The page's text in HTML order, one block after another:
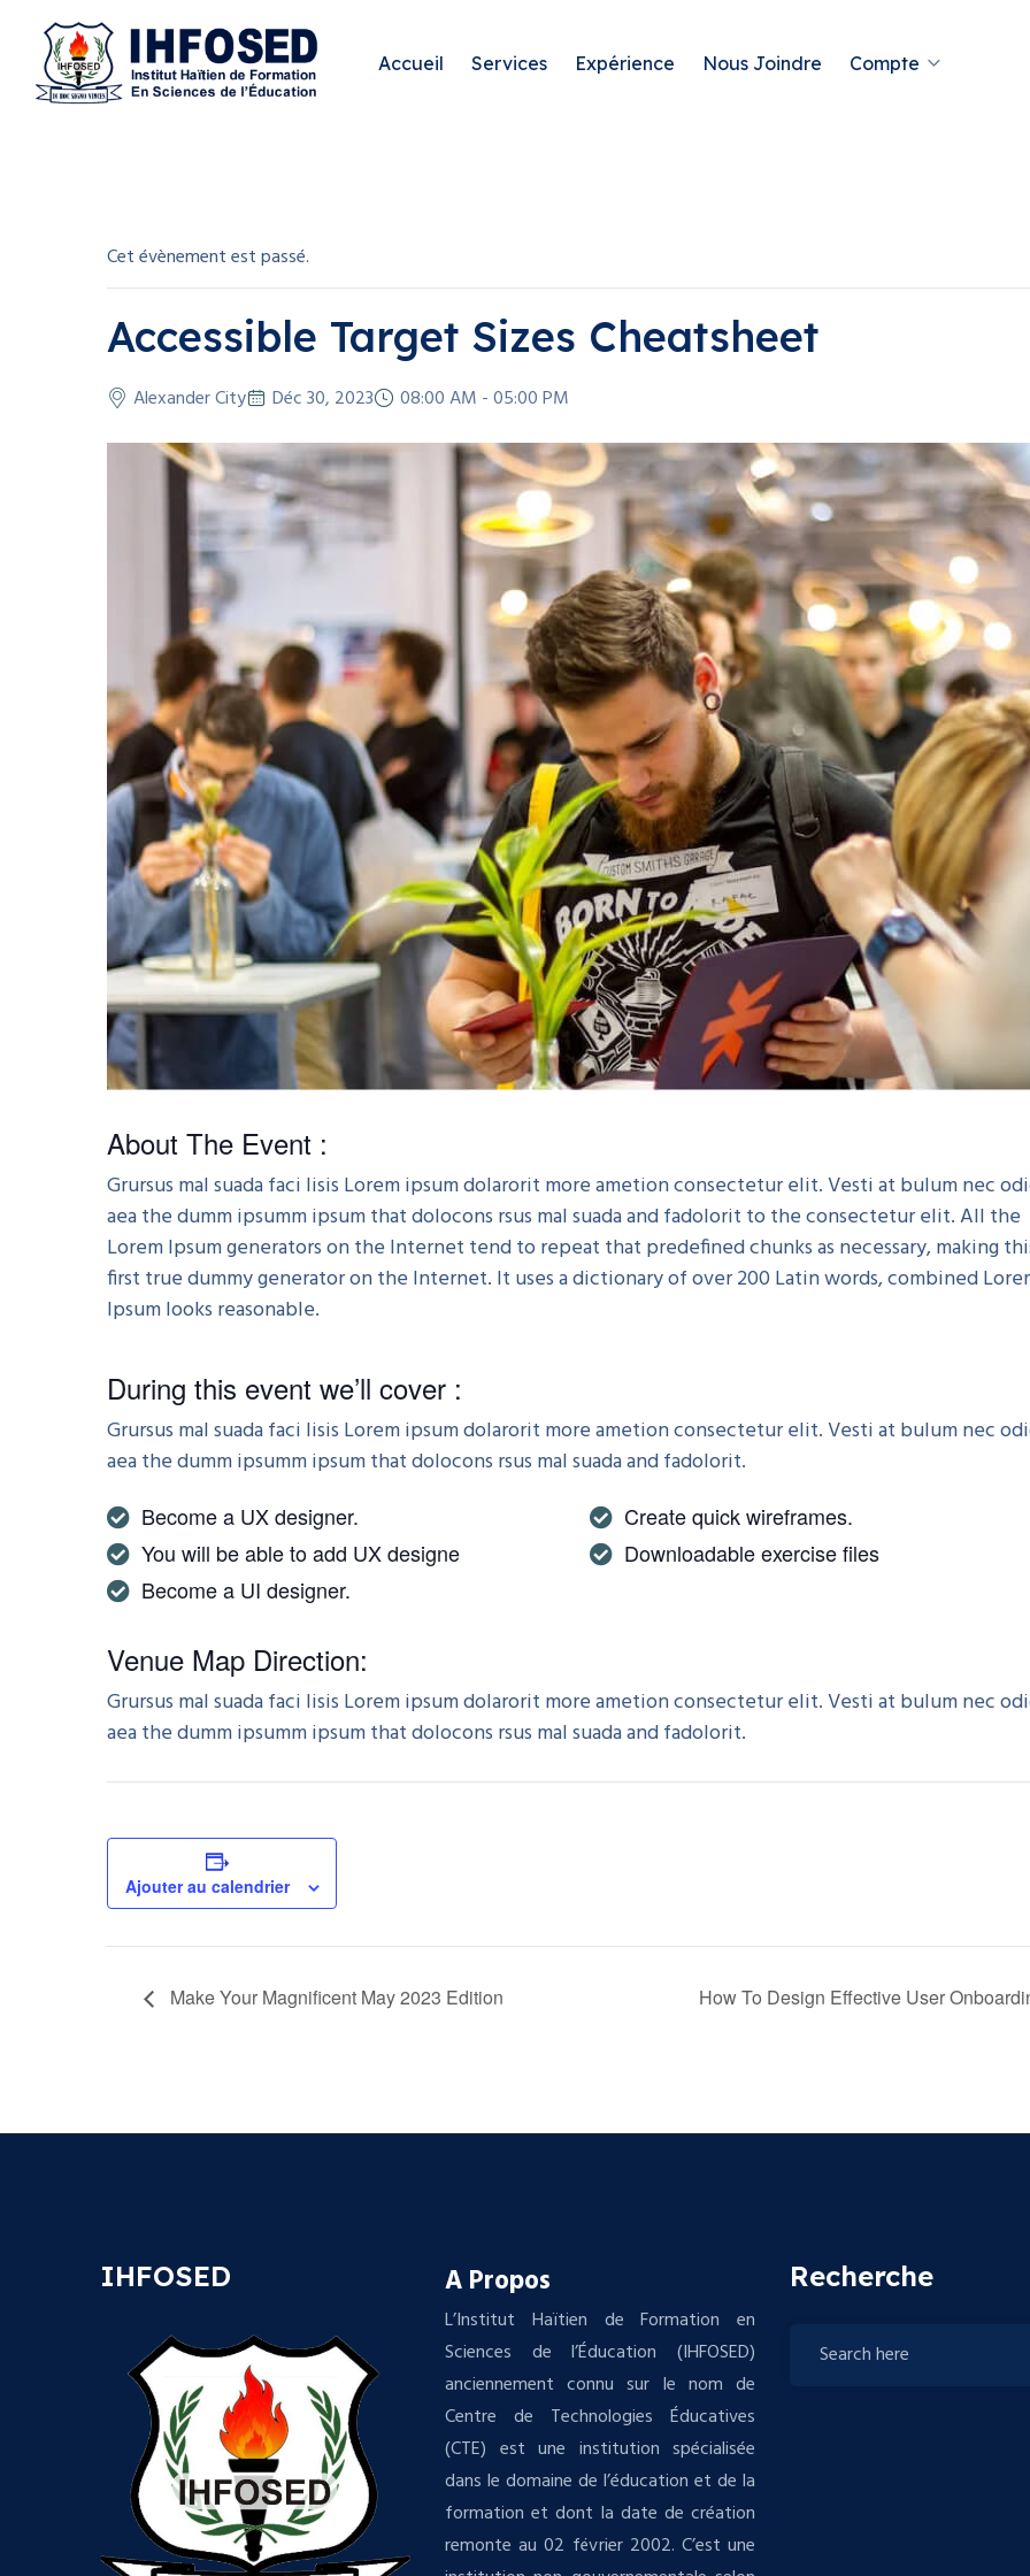
Accueil Services Expérience Nous Joindre Compte
Cet évènement est passé.
Accessible Target Sizes Cheatsheet
Alexander City Déc 30, 2023 08:00 AM - 05:00 PM
About The Event :
Grursus mal suada faci lisis Lorem ipsum dolarorit more ametion consectetur elit. Vesti at bulum nec
aea the dumm ipsumm ipsum that dolocons rsus mal suada and fadolorit to the consectetur elit. All the
Lorem Ipsum generators on the Internet tend to repeat that predefined chunks as necessary, making
first true dummy generator on the Internet. It uses a dictionary of over 200 Latin words, combined
Ipsum looks reasonable.
During this event we’ll cover :
Grursus mal suada faci lisis Lorem ipsum dolarorit more ametion consectetur elit. Vesti at bulum nec
aea the dumm ipsumm ipsum that dolocons rsus mal suada and fadolorit.
Become a UX designer.
Create quick wireframes.
You will be able to add UX designe
Downloadable exercise files
Become a UI designer.
Venue Map Direction:
Grursus mal suada faci lisis Lorem ipsum dolarorit more ametion consectetur elit. Vesti at bulum nec
aea the dumm ipsumm ipsum that dolocons rsus mal suada and fadolorit.
Ajouter au calendrier
Make Your Magnificent May 2023 Edition How To Design Effective User
IHFOSED A Propos
L’Institut Haïtien de Formation en
Sciences de l’Éducation (IHFOSED)
anciennement connu sur le nom de
Centre de Technologies Éducatives
(CTE) est une institution spécialisée
dans le domaine de l’éducation et de la
formation et dont la date de création
remonte au 02 février 2002. C’est une
Recherche